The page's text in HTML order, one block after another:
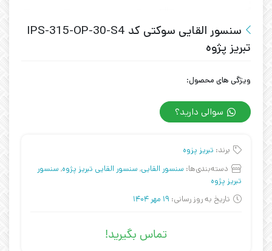
سنسور القایی سوکتی کد IPS-315-OP-30-S4
تبریز پژوه
ویژگی های محصول:
سوالی دارید؟
برند: تبریز پزوه
دسته‌بندی‌ها: سنسور القایی, سنسور القایی تبریز پژوه, سنسور
تبریز پژوه
تاریخ به روز رسانی: 19 مهر 1404
تماس بگیرید!